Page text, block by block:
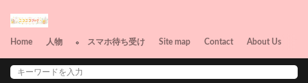
Home
人物
俳優
女優
スマホ待ち受け Site map Contact About Us